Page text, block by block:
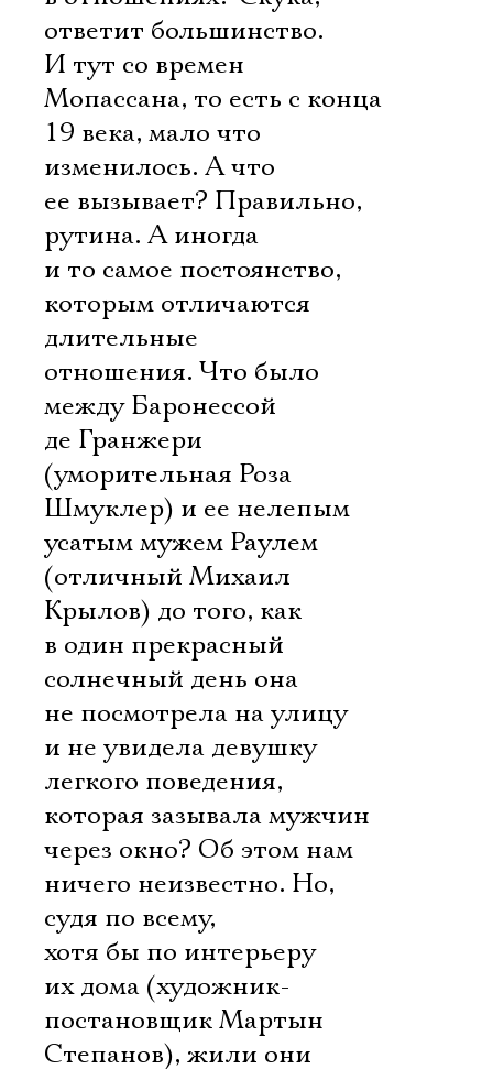
ответит большинство.
И тут со времен
Мопассана, то есть с конца
19 века, мало что
изменилось. А что
ее вызывает? Правильно,
рутина. А иногда
и то самое постоянство,
которым отличаются
длительные
отношения. Что было
между Баронессой
де Гранжери
(уморительная Роза
Шмуклер) и ее нелепым
усатым мужем Раулем
(отличный Михаил
Крылов) до того, как
в один прекрасный
солнечный день она
не посмотрела на улицу
и не увидела девушку
легкого поведения,
которая зазывала мужчин
через окно? Об этом нам
ничего неизвестно. Но,
судя по всему,
хотя бы по интерьеру
их дома (художник-
постановщик Мартын
Степанов), жили они